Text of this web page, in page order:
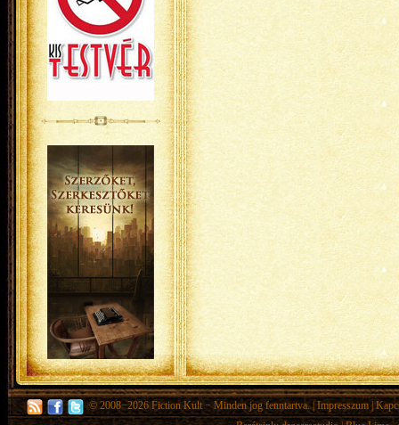
© 2008−2026 Fiction Kult − Minden jog fenntartva. | Impresszum|